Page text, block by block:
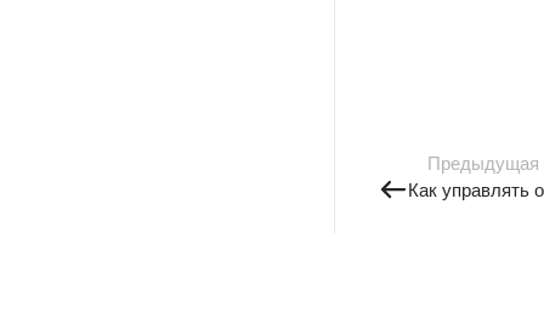
Предыдущая
Как управлять